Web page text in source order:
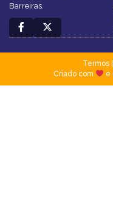
Barreiras.
Termos|
Criado com
e